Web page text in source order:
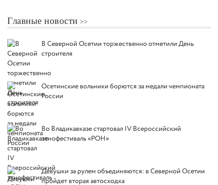
Главные новости
В Северной Осетии торжественно отметили День
строителя
Осетинские вольники борются за медали чемпионата
России
Во Владикавказе стартовал IV Всероссийский
этнофестиваль «РОН»
Девушки за рулем объединяются: в Северной Осетии
пройдет вторая автосходка